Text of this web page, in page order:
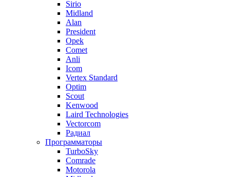
Sirio
Midland
Alan
President
Opek
Comet
Anli
Icom
Vertex Standard
Optim
Scout
Kenwood
Laird Technologies
Vectorcom
Радиал
Программаторы
TurboSky
Comrade
Motorola